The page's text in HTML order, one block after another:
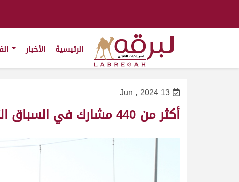
الرئيسية الأخبار
13 Jun , 2024
أكثر من 440 مشارك في السباق التمهيدي الأول للمفاريد